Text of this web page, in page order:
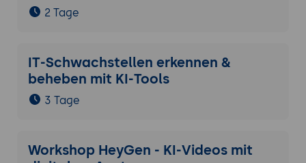
2 Tage
IT-Schwachstellen erkennen &
beheben mit KI-Tools
3 Tage
Workshop HeyGen - KI-Videos mit